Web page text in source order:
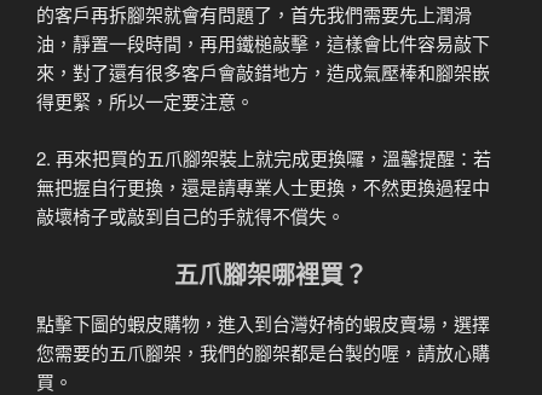
的客戶再拆腳架就會有問題了，首先我們需要先上潤滑
油，靜置一段時間，再用鐵槌敲擊，這樣會比件容易敲下
來，對了還有很多客戶會敲錯地方，造成氣壓棒和腳架嵌
得更緊，所以一定要注意。
2. 再來把買的五爪腳架裝上就完成更換囉，溫馨提醒：若
無把握自行更換，還是請專業人士更換，不然更換過程中
敲壞椅子或敲到自己的手就得不償失。
五爪腳架哪裡買？
點擊下圖的蝦皮購物，進入到台灣好椅的蝦皮賣場，選擇
您需要的五爪腳架，我們的腳架都是台製的喔，請放心購
買。